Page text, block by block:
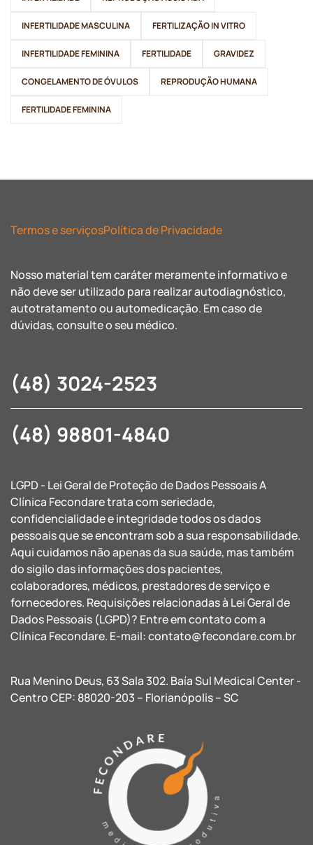
INFERTILIDADE MASCULINA FERTILIZAÇÃO IN VITRO
INFERTILIDADE FEMININA FERTILIDADE GRAVIDEZ
CONGELAMENTO DE ÓVULOS REPRODUÇÃO HUMANA
FERTILIDADE FEMININA
Termos e serviçosPolítica de Privacidade
Nosso material tem caráter meramente informativo e
não deve ser utilizado para realizar autodiagnóstico,
autotratamento ou automedicação. Em caso de
dúvidas, consulte o seu médico.
(48) 3024-2523
(48) 98801-4840
LGPD - Lei Geral de Proteção de Dados Pessoais A
Clínica Fecondare trata com seriedade,
confidencialidade e integridade todos os dados
pessoais que se encontram sob a sua responsabilidade.
Aqui cuidamos não apenas da sua saúde, mas também
do sigilo das informações dos pacientes,
colaboradores, médicos, prestadores de serviço e
fornecedores. Requisições relacionadas à Lei Geral de
Dados Pessoais (LGPD)? Entre em contato com a
Clínica Fecondare. E-mail:contato@fecondare.com.br
Rua Menino Deus, 63 Sala 302. Baía Sul Medical Center -
Centro CEP: 88020-203 – Florianópolis – SC